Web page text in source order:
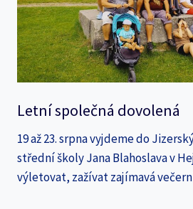
Letní společná dovolená
19 až 23. srpna vyjdeme do
střední školy Jana Blahoslava v
výletovat, zažívat zajímavá